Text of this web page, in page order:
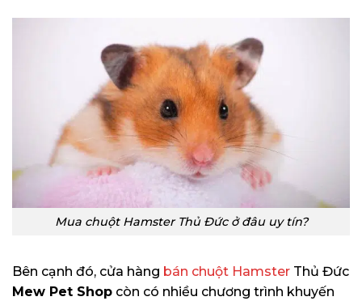
Mua chuột Hamster Thủ Đức ở đâu uy tín?
Bên cạnh đó, cửa hàng bán chuột Hamster Thủ Đức
Mew Pet Shop còn có nhiều chương trình khuyến